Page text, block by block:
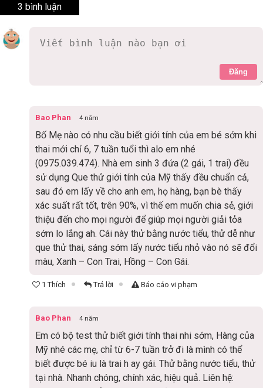
3 bình luận
Đăng
Bao Phan 4 năm
Bố Mẹ nào có nhu cầu biết giới tính của em bé sớm khi
thai mới chỉ 6, 7 tuần tuổi thì alo em nhé
(0975.039.474). Nhà em sinh 3 đứa (2 gái, 1 trai) đều
sử dụng Que thử giới tính của Mỹ thấy đều chuẩn cả,
sau đó em lấy về cho anh em, họ hàng, bạn bè thấy
xác suất rất tốt, trên 90%, vì thế em muốn chia sẻ, giới
thiệu đến cho mọi người để giúp mọi người giải tỏa
sớm lo lắng ah. Cái này thử bằng nước tiểu, thử dễ như
que thử thai, sáng sớm lấy nước tiểu nhỏ vào nó sẽ đổi
màu, Xanh – Con Trai, Hồng – Con Gái.
1 Thích Trả lời Báo cáo vi phạm
Bao Phan 4 năm
Em có bộ test thử biết giới tính thai nhi sớm, Hàng của
Mỹ nhé các mẹ, chỉ từ 6-7 tuần trở đi là mình có thể
biết được bé iu là trai h ay gái. Thử bằng nước tiểu, thử
tại nhà. Nhanh chóng, chính xác, hiệu quả. Liên hệ: